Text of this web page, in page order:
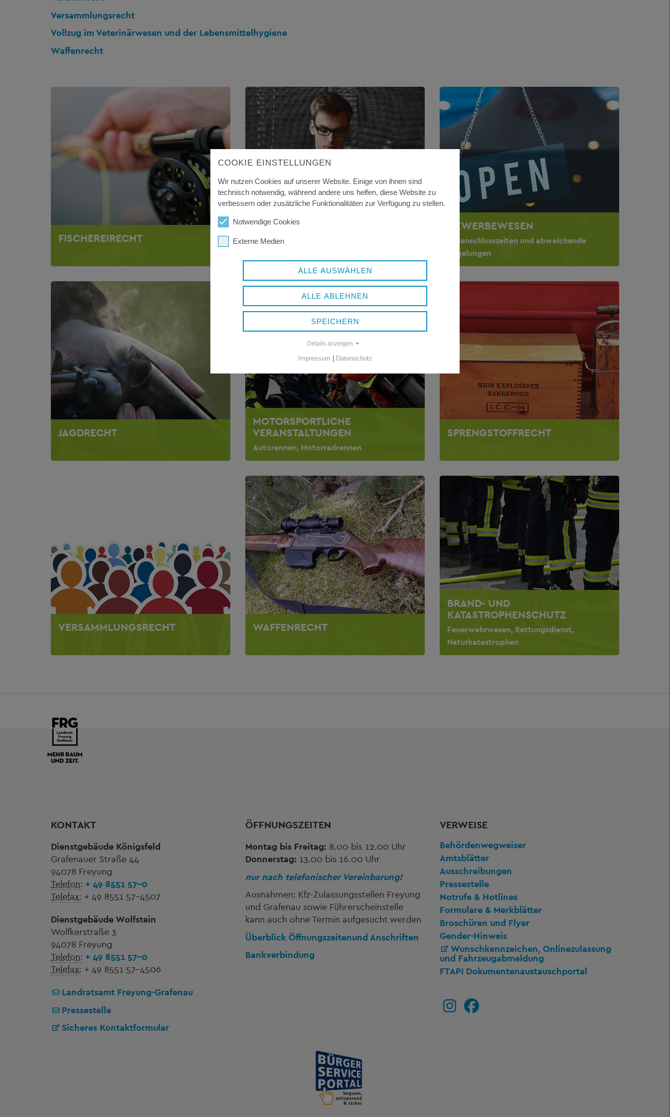
Versammlungsrecht
Vollzug im Veterinärwesen und der Lebensmittelhygiene
Waffenrecht
FISCHEREIRECHT GEWERBEWESEN
GEWERBEWESEN
Ladenschlusszeiten und abweichende
Regelungen
JAGDRECHT
MOTORSPORTLICHE
VERANSTALTUNGEN
Autorennen, Motorradrennen
SPRENGSTOFFRECHT
VERSAMMLUNGSRECHT WAFFENRECHT
BRAND- UND
KATASTROPHENSCHUTZ
Feuerwehrwesen, Rettungsdienst,
Naturkatastrophen
KONTAKT
Dienstgebäude Königsfeld
Grafenauer Straße 44
94078 Freyung
Telefon: + 49 8551 57-0
Telefax: + 49 8551 57-4507
Dienstgebäude Wolfstein
Wolfkerstraße 3
94078 Freyung
Telefon: + 49 8551 57-0
Telefax: + 49 8551 57-4506
Landratsamt Freyung-Grafenau
Pressestelle
Sicheres Kontaktformular
ÖFFNUNGSZEITEN
Montag bis Freitag: 8.00 bis 12.00 Uhr
Donnerstag: 13.00 bis 16.00 Uhr
nur nach telefonischer Vereinbarung!
Ausnahmen: Kfz-Zulassungsstellen Freyung
und Grafenau sowie Führerscheinstelle
kann auch ohne Termin aufgesucht werden
Überblick Öffnungszeitenund Anschriften
Bankverbindung
VERWEISE
Behördenwegweiser
Amtsblätter
Ausschreibungen
Pressestelle
Notrufe & Hotlines
Formulare & Merkblätter
Broschüren und Flyer
Gender-Hinweis
Wunschkennzeichen, Onlinezulassung
und Fahrzeugabmeldung
FTAPI Dokumentenaustauschportal
COOKIE EINSTELLUNGEN
Wir nutzen Cookies auf unserer Website. Einige von ihnen sind
technisch notwendig, während andere uns helfen, diese Website zu
verbessern oder zusätzliche Funktionalitäten zur Verfügung zu stellen.
Notwendige Cookies
Externe Medien
ALLE AUSWÄHLEN
ALLE ABLEHNEN
SPEICHERN
Details anzeigen
Impressum | Datenschutz